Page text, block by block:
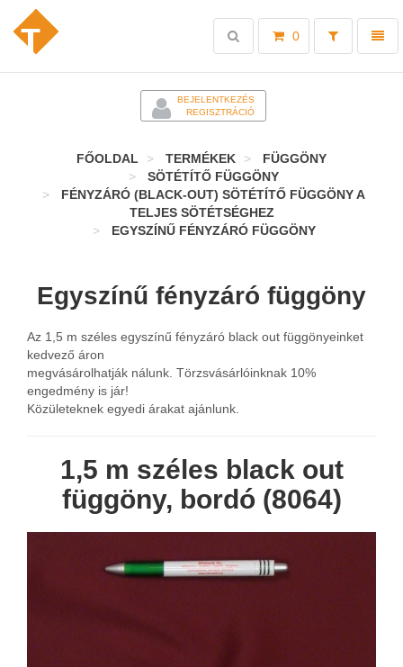
Toggle
0
Toggle
search
BEJELENTKEZÉS
REGISZTRÁCIÓ
FŐOLDAL TERMÉKEK
FÜGGÖNY
SÖTÉTÍTŐ FÜGGÖNY
FÉNYZÁRÓ (BLACK-OUT) SÖTÉTÍTŐ FÜGGÖNY A
TELJES SÖTÉTSÉGHEZ
EGYSZÍNŰ FÉNYZÁRÓ FÜGGÖNY
Egyszínű fényzáró függöny
Az 1,5 m széles egyszínű fényzáró black out függönyeinket
kedvező áron
megvásárolhatják nálunk. Törzsvásárlóinknak 10%
engedmény is jár!
Közületeknek egyedi árakat ajánlunk.
1,5 m széles black out
függöny, bordó (8064)